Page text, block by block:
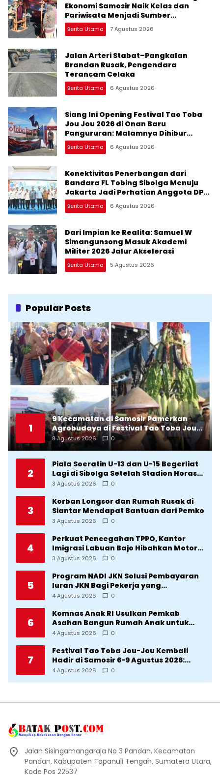
Ekonomi Samosir Naik Kelas dan
Pariwisata Menjadi Sumber
Pertumbuhan Ekonomi Baru
Berita Utama 7 Agustus 2026
Jalan Arteri Stabat–Pangkalan
Brandan Rusak, Pengendara
Terancam Celaka
Berita Utama 6 Agustus 2026
Siang Ini Opening Festival Tao Toba
Jou Jou 2026 di Onan Baru
Pangururan: Malamnya Dihibur
Marsada Band
Berita Utama 6 Agustus 2026
Konektivitas Penerbangan dari
Bandara FL Tobing Sibolga Menuju
Jakarta Jadi Perhatian Anggota DPR
RI Muhammad Lokot Nasution
Berita Utama 6 Agustus 2026
Dari Impian ke Realita: Samuel W
Simangunsong Masuk Akademi
Militer 2026 Jalur Akselerasi
Berita Utama 5 Agustus 2026
Popular Posts
1
9 Kecamatan di Samosir Pamerkan
Agrobudaya di Festival Tao Toba Jou-
Jou 2026: Membranding Produk Lokal
agar Terkenal
8 Agustus 2026 0
2
Piala Soeratin U-13 dan U-15 Begerliat
Lagi di Sibolga Setelah Stadion Horas
Direvitalisasi Wali Kota
3 Agustus 2026 0
3
Korban Longsor dan Rumah Rusak di
Siantar Mendapat Bantuan dari Pemko
3 Agustus 2026 0
4
Perkuat Pencegahan TPPO, Kantor
Imigrasi Labuan Bajo Hibahkan Motor
Operasional ke Lima Desa di
3 Agustus 2026 0
5
Program NADI JKN Solusi Pembayaran
Iuran JKN Bagi Pekerja yang
Penghasilannya Tidak Tetap
4 Agustus 2026 0
6
Komnas Anak RI Usulkan Pemkab
Asahan Bangun Rumah Anak untuk
Korban Kekerasan
4 Agustus 2026 0
7
Festival Tao Toba Jou-Jou Kembali
Hadir di Samosir 6-9 Agustus 2026:
Datang Saksikan Kemeriahan dan Raih
4 Agustus 2026 0
Jalan Sisingamangaraja No 3 Pandan, Kecamatan
Pandan, Kabupaten Tapanuli Tengah, Sumatera Utara,
Kode Pos 22537